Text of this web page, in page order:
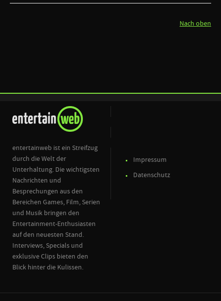
Nach oben
entertainweb ist ein Streifzug
durch die Welt der
Unterhaltung. Die wichtigsten
Nachrichten und
Besprechungen aus den
Bereichen Games, Film, Serien
und Musik bringen den
Entertainment-Enthusiasten
auf den neuesten Stand.
Interviews, Specials und
exklusive Clips bieten den
Blick hinter die Kulissen.
Impressum
Datenschutz